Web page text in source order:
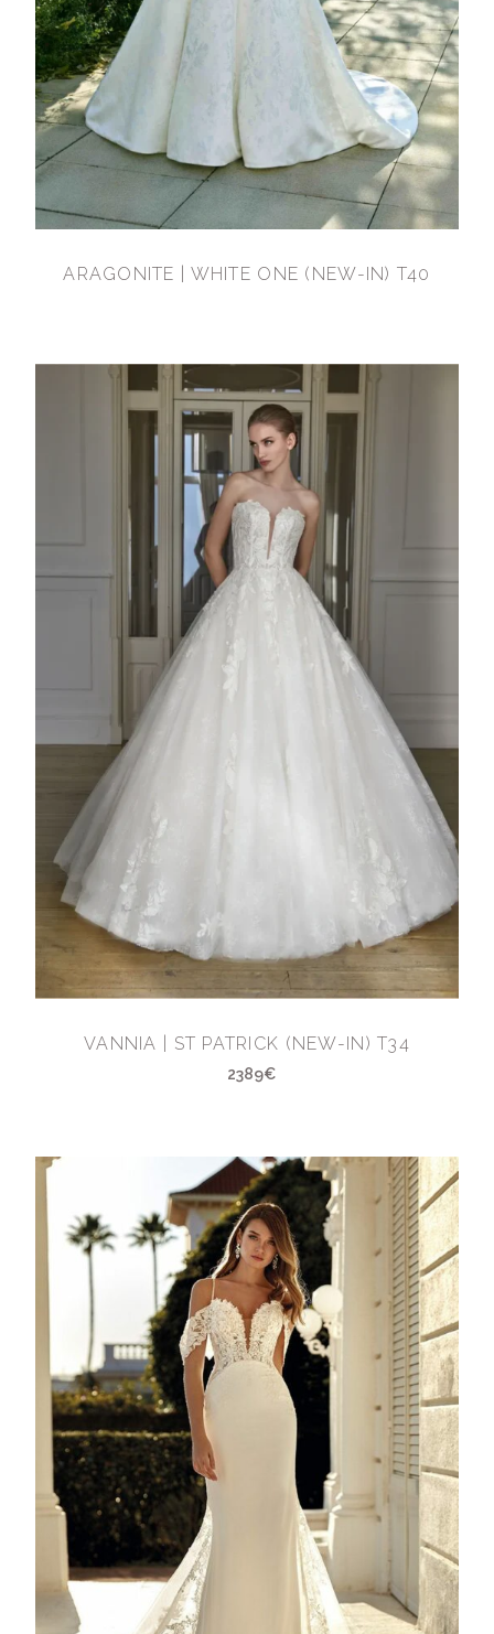
ARAGONITE | WHITE ONE (NEW-IN) T40
VANNIA | ST PATRICK (NEW-IN) T34
2389€